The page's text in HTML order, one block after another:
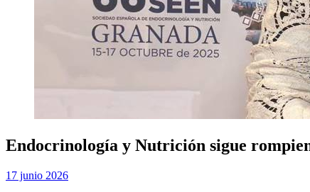
Endocrinología y Nutrición sigue
porExamen MIR
Publicada
17 junio 2026